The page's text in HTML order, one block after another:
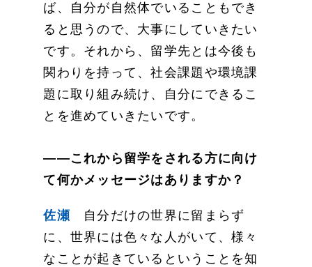
ば、自分が自然体でいることもでき
ると思うので、大事にしていきたい
です。それから、留学先とは今後も
関わりを持って、社会課題や環境課
題に取り組み続け、自分にできるこ
とを進めていきたいです。
——これから留学をされる方に向け
て何かメッセージはありますか？
佐瀬 自分だけの世界に留まらず
に、世界には色々な人がいて、様々
なことが起きているということを知